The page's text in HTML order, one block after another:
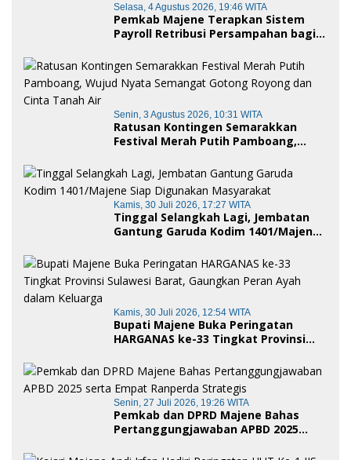
Selasa, 4 Agustus 2026, 19:46 WITA
Pemkab Majene Terapkan Sistem
Payroll Retribusi Persampahan bagi
Publik
Senin, 3 Agustus 2026, 10:31 WITA
Ratusan Kontingen Semarakkan
Festival Merah Putih Pamboang,
Royong dan Cinta Tanah Air
Kamis, 30 Juli 2026, 17:27 WITA
Tinggal Selangkah Lagi, Jembatan
Gantung Garuda Kodim 1401/Majene
Kamis, 30 Juli 2026, 12:54 WITA
Bupati Majene Buka Peringatan
HARGANAS ke-33 Tingkat Provinsi
Ayah dalam Keluarga
Senin, 27 Juli 2026, 19:26 WITA
Pemkab dan DPRD Majene Bahas
Pertanggungjawaban APBD 2025